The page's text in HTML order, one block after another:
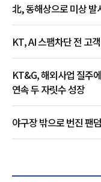
北, 동해상으로 미상
KT, AI 스팸차단 전 고
KT&G, 해외사업 질주
연속 두 자릿수 성장
야구장 밖으로 번진 팬